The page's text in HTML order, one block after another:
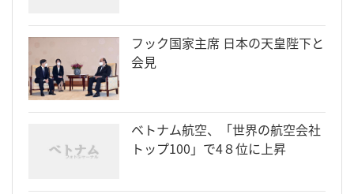
フック国家主席 日本の天皇陛下と
会見
ベトナム航空、「世界の航空会社
トップ100」で4８位に上昇